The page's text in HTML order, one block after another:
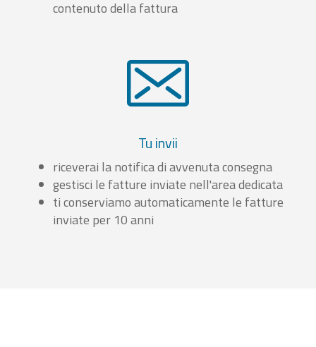
contenuto della fattura
Tu invii
riceverai la notifica di avvenuta consegna
gestisci le fatture inviate nell'area dedicata
ti conserviamo automaticamente le fatture
inviate per 10 anni